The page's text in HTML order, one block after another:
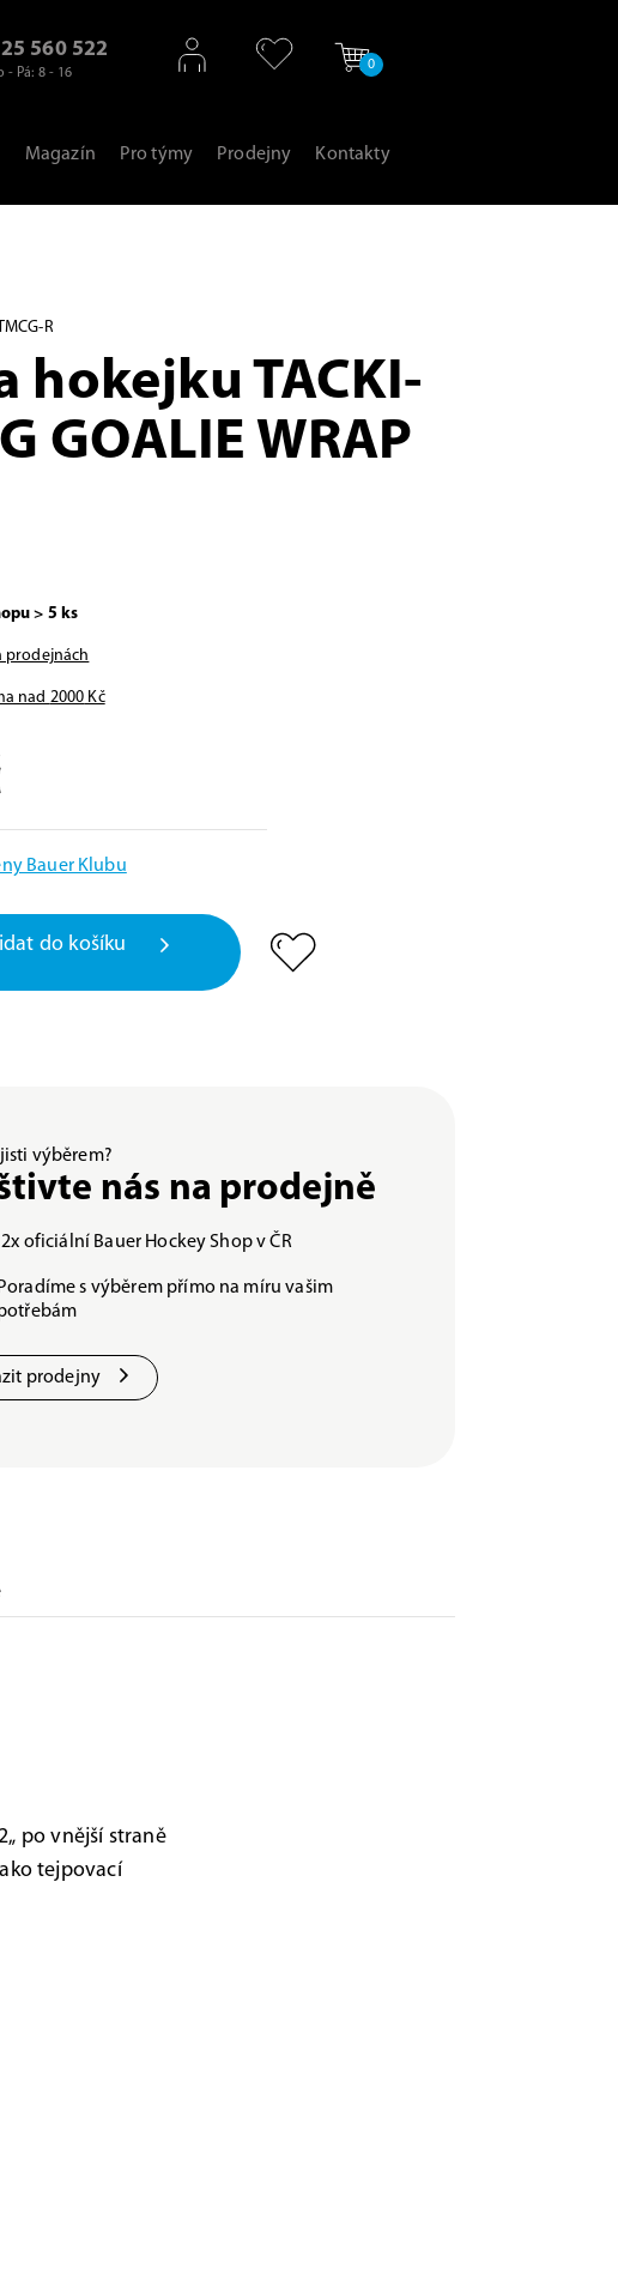
560 522
- Pá: 8 - 16
0
Magazín Pro týmy Prodejny Kontakty
R
hokejku TACKI-
GOALIE WRAP
> 5 ks
prodejnách
nad 2000 Kč
Bauer Klubu
do košíku
výběrem?
nás na prodejně
oficiální Bauer Hockey Shop v ČR
Poradíme s výběrem přímo na míru vašim
prodejny
po vnější straně
tejpovací